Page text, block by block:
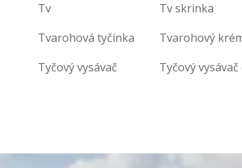
Tv
Tv skrinka
Tvarohová tyčinka
Tvarohový
Tyčový vysávač